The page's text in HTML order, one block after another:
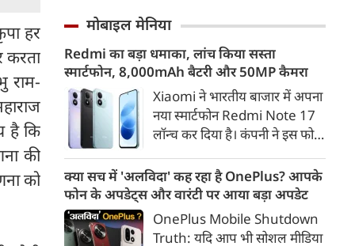
हर
राम-
है कि
की
को
अपने-अपने निर्वाचन क्षेत्रों के लोगों के
पावर ब्रोकरों से दूरी बनाए रखने की
सलाह दी।
मोबाइल मेनिया
Redmi का बड़ा धमाका, लांच किया सस्ता
स्मार्टफोन, 8,000mAh बैटरी और 50MP कैमरा
Xiaomi ने भारतीय बाजार में अपना
नया स्मार्टफोन Redmi Note 17
लॉन्च कर दिया है। कंपनी ने इस फोन
डिस्प्ले, 8,000mAh की बड़ी बैटरी
और Qualcomm Snapdragon
चिपसेट के साथ पेश किया है। फोन में
50MP का मेन कैमरा दिया गया है।
क्या सच में 'अलविदा' कह रहा है OnePlus? आपके
फोन के अपडेट्स और वारंटी पर आया बड़ा अपडेट
OnePlus Mobile Shutdown
Truth: यदि आप भी सोशल मीडिया